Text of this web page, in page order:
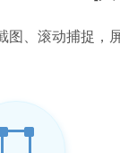
、滚动捕捉，